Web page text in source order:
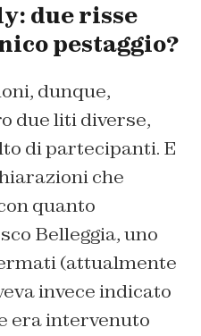
due risse
pestaggio?
dunque,
due liti diverse,
di partecipanti. E
che
quanto
Belleggia, uno
(attualmente
invece indicato
era intervenuto